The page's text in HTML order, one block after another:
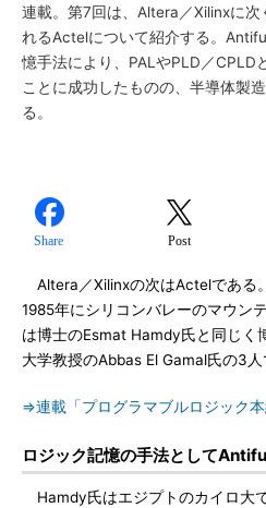
連載。第7回は、Altera／Xilinxに次
れるActelについて紹介する。
憶手法により、PALやPLD／CPLD
ことに成功したものの、半導体製
る。
Share Post
Altera／Xilinxの次はActelである
1985年にシリコンバレーのマウン
は博士のEsmat Hamdy氏と同じく
大学教授のAbbas El Gamal氏の3人
⇒連載「プログラマブルロジック
ロジック記憶の手法として
Hamdy氏はエジプトのカイロ大